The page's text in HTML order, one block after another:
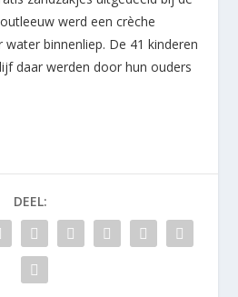
werd een crèche
binnenliep. De 41 kinderen
daar werden door hun ouders
DEEL: